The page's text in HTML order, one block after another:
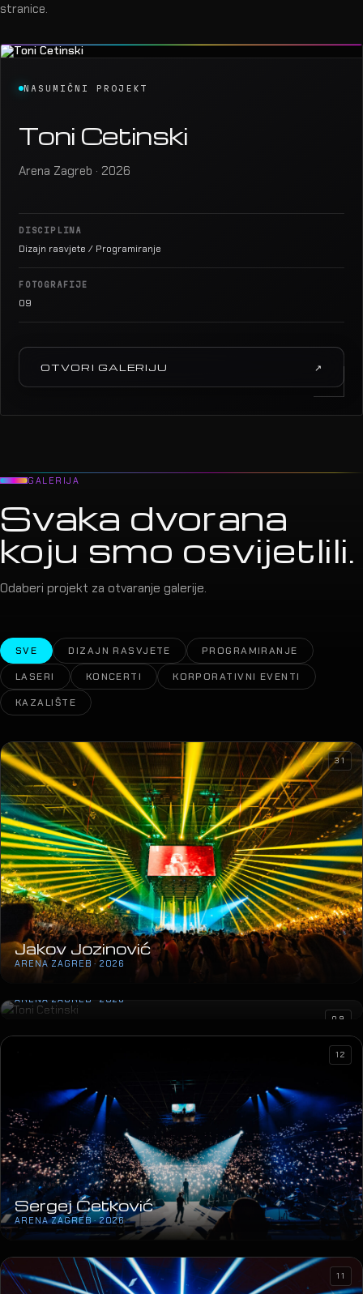
stranice.
NASUMIČNI PROJEKT
Toni Cetinski
Arena Zagreb · 2026
DISCIPLINA
Dizajn rasvjete / Programiranje
FOTOGRAFIJE
09
OTVORI GALERIJU ↗
GALERIJA
Svaka dvorana
koju smo osvijetlili.
Odaberi projekt za otvaranje galerije.
SVE DIZAJN RASVJETE
PROGRAMIRANJE
LASERI
KONCERTI
KORPORATIVNI EVENTI
KAZALIŠTE
Jakov Jozinović
ARENA ZAGREB · 2026
31
Toni Cetinski
ARENA ZAGREB · 2026
09
Sergej Ćetković
ARENA ZAGREB · 2026
12
11